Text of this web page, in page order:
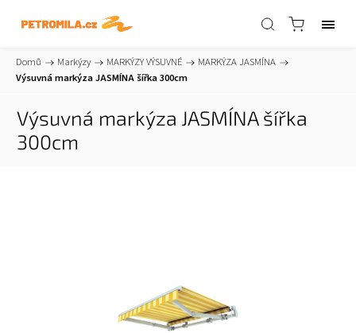
Domů / Markýzy / MARKÝZY VÝSUVNÉ / MARKÝZA JASMÍNA /
Výsuvná markýza JASMÍNA šířka 300cm
Výsuvná markýza JASMÍNA šířka
300cm